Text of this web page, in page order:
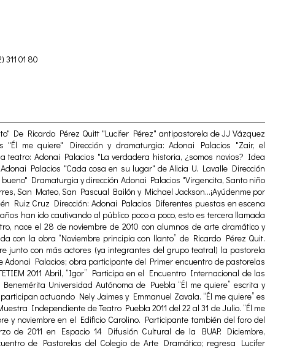
311 01 80
De Ricardo Pérez Quitt "Lucifer Pérez" antipastorela de JJ Vázquez
"Él me quiere" Dirección y dramaturgia: Adonai Palacios "Zair, el
teatro: Adonai Palacios "La verdadera historia, ¿somos novios? Idea
Palacios "Cada cosa en su lugar" de Alicia U. Lavalle Dirección
Dramaturgia y dirección Adonai Palacios "Virgencita, Santo niño
San Mateo, San Pascual Bailón y Michael Jackson...¡Ayúdenme por
Ruiz Cruz Dirección: Adonai Palacios Diferentes puestas en escena
han ido cautivando al público poco a poco, esto es tercera llamada
nace el 28 de noviembre de 2010 con alumnos de arte dramático y
con la obra “Noviembre principia con llanto” de Ricardo Pérez Quit.
junto con más actores (ya integrantes del grupo teatral) la pastorela
Adonai Palacios; obra participante del Primer encuentro de pastorelas
2011 Abril, “Igor” Participa en el Encuentro Internacional de las
Universidad Autónoma de Puebla “Él me quiere” escrita y
actuando Nely Jaimes y Emmanuel Zavala. “Él me quiere” es
Independiente de Teatro Puebla 2011 del 22 al 31 de Julio. “Él me
y noviembre en el Edificio Carolino. Participante también del foro del
de 2011 en Espacio 14 Difusión Cultural de la BUAP. Diciembre,
de Pastorelas del Colegio de Arte Dramático; regresa Lucifer